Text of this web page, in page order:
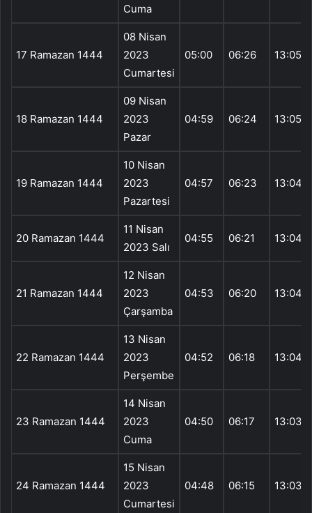
Cuma
17 Ramazan 1444
08 Nisan
2023
Cumartesi
05:00 06:26 13:05
18 Ramazan 1444
09 Nisan
2023
Pazar
04:59 06:24 13:05
19 Ramazan 1444
10 Nisan
2023
Pazartesi
04:57 06:23 13:04
20 Ramazan 1444
11 Nisan
2023 Salı
04:55 06:21 13:04
21 Ramazan 1444
12 Nisan
2023
Çarşamba
04:53 06:20 13:04
22 Ramazan 1444
13 Nisan
2023
Perşembe
04:52 06:18 13:04
23 Ramazan 1444
14 Nisan
2023
Cuma
04:50 06:17 13:03
24 Ramazan 1444
15 Nisan
2023
Cumartesi
04:48 06:15 13:03